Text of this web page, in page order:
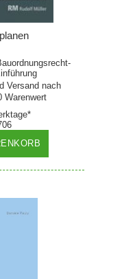
Versand nach
Warenwert